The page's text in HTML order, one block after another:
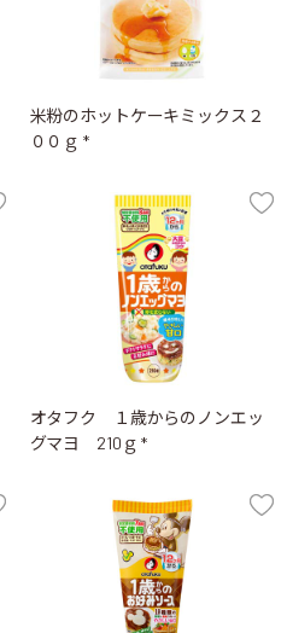
米粉のホットケーキミックス２
００ｇ *
オタフク １歳からのノンエッ
グマヨ 210ｇ *